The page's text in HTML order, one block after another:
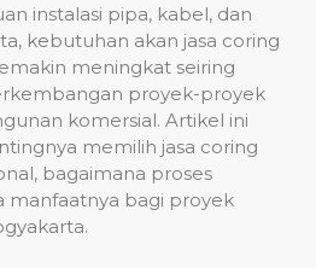
instalasi pipa, kabel, dan
kebutuhan akan jasa coring
meningkat seiring
proyek-proyek
komersial. Artikel ini
memilih jasa coring
bagaimana proses
manfaatnya bagi proyek